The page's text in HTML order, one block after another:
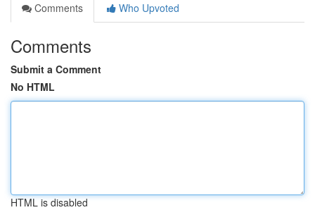
Comments
Who Upvoted
Comments
Submit a Comment
No HTML
HTML is disabled